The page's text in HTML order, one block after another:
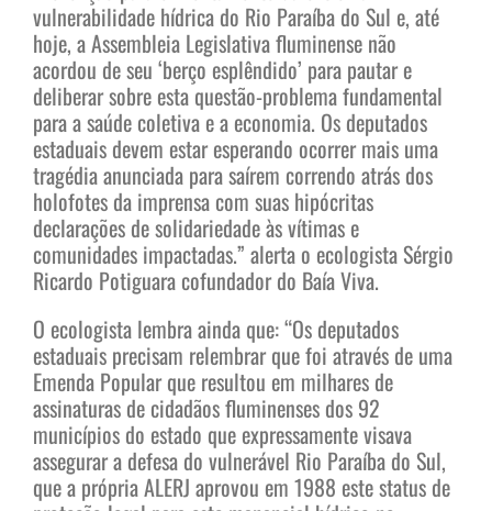
vulnerabilidade hídrica do Rio Paraíba do Sul e, até
hoje, a Assembleia Legislativa fluminense não
acordou de seu ‘berço esplêndido’ para pautar e
deliberar sobre esta questão-problema fundamental
para a saúde coletiva e a economia. Os deputados
estaduais devem estar esperando ocorrer mais uma
tragédia anunciada para saírem correndo atrás dos
holofotes da imprensa com suas hipócritas
declarações de solidariedade às vítimas e
comunidades impactadas.” alerta o ecologista Sérgio
Ricardo Potiguara cofundador do Baía Viva.
O ecologista lembra ainda que: “Os deputados
estaduais precisam relembrar que foi através de uma
Emenda Popular que resultou em milhares de
assinaturas de cidadãos fluminenses dos 92
municípios do estado que expressamente visava
assegurar a defesa do vulnerável Rio Paraíba do Sul,
que a própria ALERJ aprovou em 1988 este status de